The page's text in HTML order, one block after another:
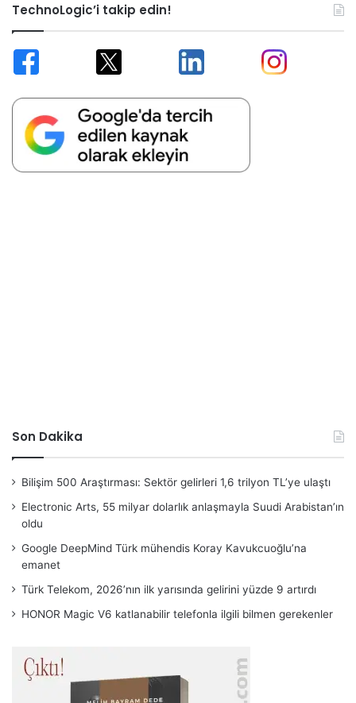
TechnoLogic’i takip edin!
Son Dakika
Bilişim 500 Araştırması: Sektör gelirleri 1,6 trilyon TL’ye ulaştı
Electronic Arts, 55 milyar dolarlık anlaşmayla Suudi Arabistan’ın
oldu
Google DeepMind Türk mühendis Koray Kavukcuoğlu’na
emanet
Türk Telekom, 2026’nın ilk yarısında gelirini yüzde 9 artırdı
HONOR Magic V6 katlanabilir telefonla ilgili bilmen gerekenler